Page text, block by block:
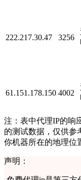
222.217.30.47 3256
61.151.178.150 4002
注：表中代理IP的响
的测试数据，仅供参
你机器所在的地理位
声明：